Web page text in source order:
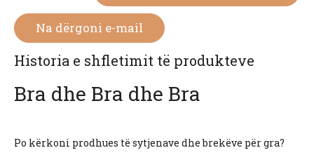
Na dërgoni e-mail
Historia e shfletimit të produkteve
Bra dhe Bra dhe Bra
Po kërkoni prodhues të sytjenave dhe brekëve për gra?